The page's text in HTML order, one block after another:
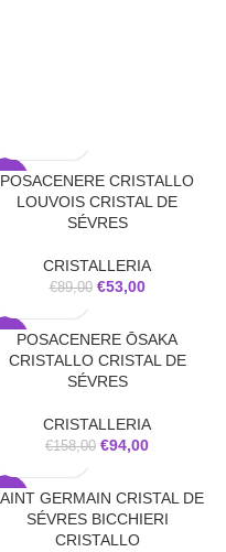
-40%
POSACENERE CRISTALLO
LOUVOIS CRISTAL DE
SÉVRES
CRISTALLERIA
€89,00 €53,00
-41%POSACENERE ŌSAKA
CRISTALLO CRISTAL DE
SÉVRES
CRISTALLERIA
€158,00 €94,00
GERMAIN CRISTAL DE
SÉVRES BICCHIERI
CRISTALLO